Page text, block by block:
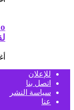
للإعلان
اتصل بنا
سياسة النشر
عنا